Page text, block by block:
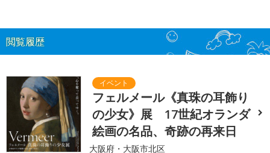
閲覧履歴
フェルメール《真珠の耳飾り
の少女》展 17世紀オランダ
絵画の名品、奇跡の再来日
大阪府・大阪市北区